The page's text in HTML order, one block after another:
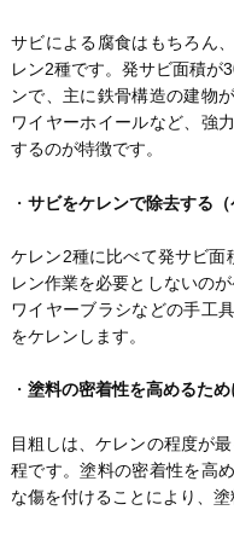
サビによる腐食はもちろん
レン2種です。発サビ面積が
ンで、主に鉄骨構造の建物
ワイヤーホイールなど、強
するのが特徴です。
・ サビをケレンで除去する（
ケレン2種に比べて発サビ面
レン作業を必要としないの
ワイヤーブラシなどの手工
をケレンします。
・ 塗料の密着性を高めるため
目粗しは、ケレンの程度が
程です。塗料の密着性を高
な傷を付けることにより、塗